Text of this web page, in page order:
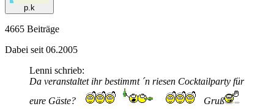
p.k
4665 Beiträge
Dabei seit 06.2005
Lenni schrieb:
Da veranstaltet ihr bestimmt ´n riesen Cocktailparty für
eure Gäste?
Gruß